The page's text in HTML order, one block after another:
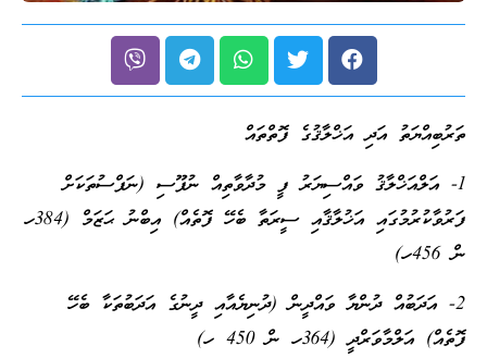
ތަރުބިއްޔަތު އަދި އަޚްލާޤުގެ ފޮތްތައް
1- އަލްއަޚްލާޤު ވައްސިޔަރު ފީ މުދާވާތިއް ނުފޫސި (ނަފްސުތަކަށް
ފަރުވާކުރުމުގައި އަޚުލާޤާއި ސީރަތާ ބެހޭ ފޮތެއް) އިބްނު ޙަޒަމް (384ހ
ން 456ހ)
2- އަދަބުއް ދުންޔާ ވައްދީން (ދުނިޔެއާއި ދީނުގެ އަދަބުތަކާ ބެހޭ
ފޮތެއް) އަލްމާވަރްދީ (364ހ ން 450 ހ)